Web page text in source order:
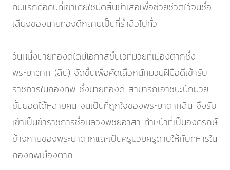
คนแรกคือคนที่เขาเคยใช้มีดสั้นฆ่าเสือเพื่อช่วยชีวิตไว้จนชื่อ
เสียงของนายทองดีกลายเป็นที่ร่ำลือไปทั่ว
วันหนึ่งนายทองดีได้มีโอกาสขึ้นเวทีมวยที่เมืองตากซึ่ง
พระยาตาก (สิน) จัดขึ้นเพื่อคัดเลือกนักมวยฝีมือดีเข้ารับ
ราชการในกองทัพ ซึ่งนายทองดี สามารถเอาชนะนักมวย
ชั้นยอดได้หลายคน จนเป็นที่ถูกใจของพระยาตากสิน จึงรับ
เข้าเป็นข้าราชการชื่อหลวงพิชัยอาสา ทำหน้าที่เป็นองครักษ์
ข้างกายของพระยาตากและเป็นครูมวยครูดาบให้กับทหารใน
กองทัพเมืองตาก